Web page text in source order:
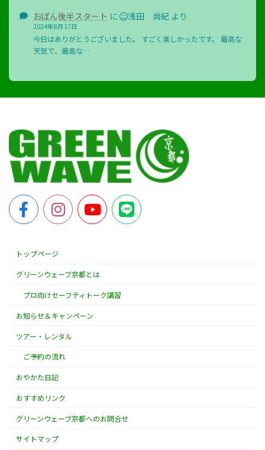
おぼん後半スタート に 浅田 尚紀より
2024年8月17日
今日はありがとうございました。 すごく楽しかったです。 最高な
天気で、最高な…
トップページ
グリーンウェーブ京都とは
プロ向けセーフティトーク講習
お知らせ＆キャンペーン
ツアー・レンタル
ご予約の流れ
おやかた日記
おすすめリンク
グリーンウェーブ京都へのお問合せ
サイトマップ